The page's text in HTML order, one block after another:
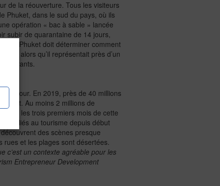
de la réouverture. Tous les visiteurs
Phuket, dans le sud du pays, où ils
opération « bac à sable » lancée
subir de quarantaine de 14 jours,
à Phuket doit déterminer comment
alors qu’il représentait près d’un
migrants.
ce jour. En 2019, près de 40 millions
Au moins 2 millions de
les trois premiers mois de cette
liés au tourisme depuis début
des scènes presque
et les plages sont désertées.
c’est un contexte agréable pour les
Entrepreneur Development